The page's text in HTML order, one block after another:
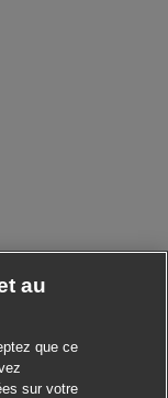
au
que ce
sur votre